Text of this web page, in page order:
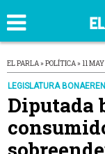
EL PARLA » POLÍTICA » 11
LEGISLATURA
Diputada